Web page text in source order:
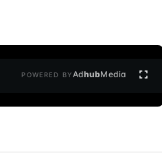
POWERED BYAdhubMedia